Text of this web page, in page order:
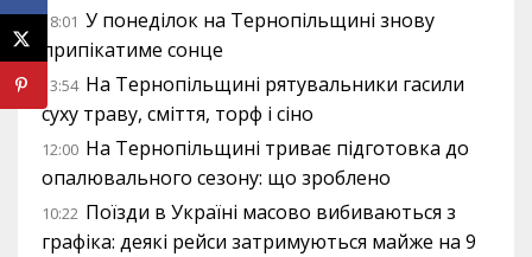
18:01 У понеділок на Тернопільщині знову
припікатиме сонце
13:54 На Тернопільщині рятувальники гасили
суху траву, сміття, торф і сіно
12:00 На Тернопільщині триває підготовка до
опалювального сезону: що зроблено
10:22 Поїзди в Україні масово вибиваються з
графіка: деякі рейси затримуються майже на 9